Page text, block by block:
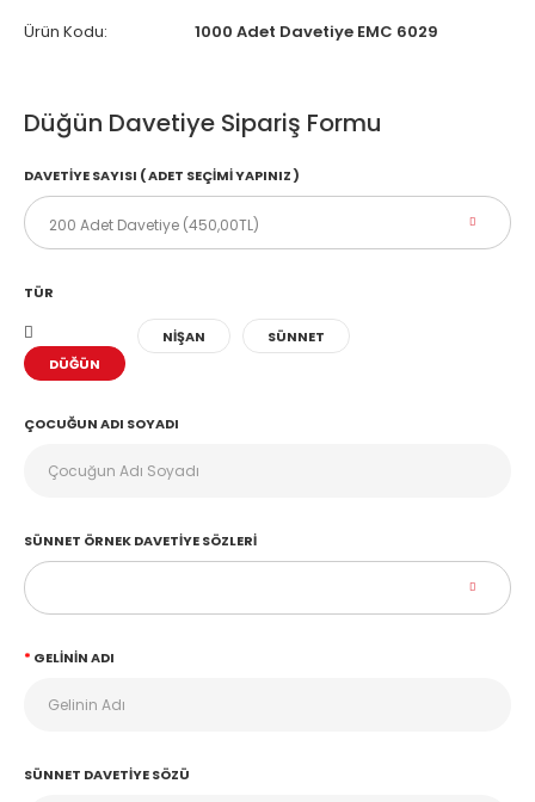
Ürün Kodu: 1000 Adet Davetiye EMC 6029
Düğün Davetiye Sipariş Formu
DAVETIYE SAYISI ( ADET SEÇIMI YAPINIZ )
TÜR
DÜĞÜN
NİŞAN SÜNNET
ÇOCUĞUN ADI SOYADI
SÜNNET ÖRNEK DAVETIYE SÖZLERI
GELININ ADI
SÜNNET DAVETIYE SÖZÜ